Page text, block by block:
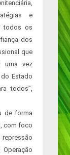
e
todos os
dos
que
uma vez
Estado
todos”,
de forma
com foco